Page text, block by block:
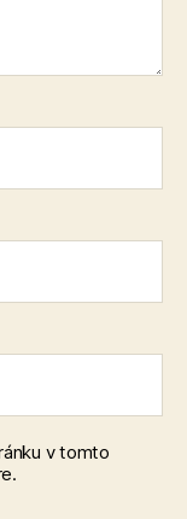
v tomto